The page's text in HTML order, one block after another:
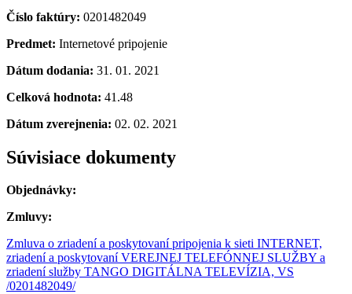
Číslo faktúry: 0201482049
Predmet: Internetové pripojenie
Dátum dodania: 31. 01. 2021
Celková hodnota: 41.48
Dátum zverejnenia: 02. 02. 2021
Súvisiace dokumenty
Objednávky:
Zmluvy:
Zmluva o zriadení a poskytovaní pripojenia k sieti INTERNET,
zriadení a poskytovaní VEREJNEJ TELEFÓNNEJ SLUŽBY a
zriadení služby TANGO DIGITÁLNA TELEVÍZIA, VS
/0201482049/